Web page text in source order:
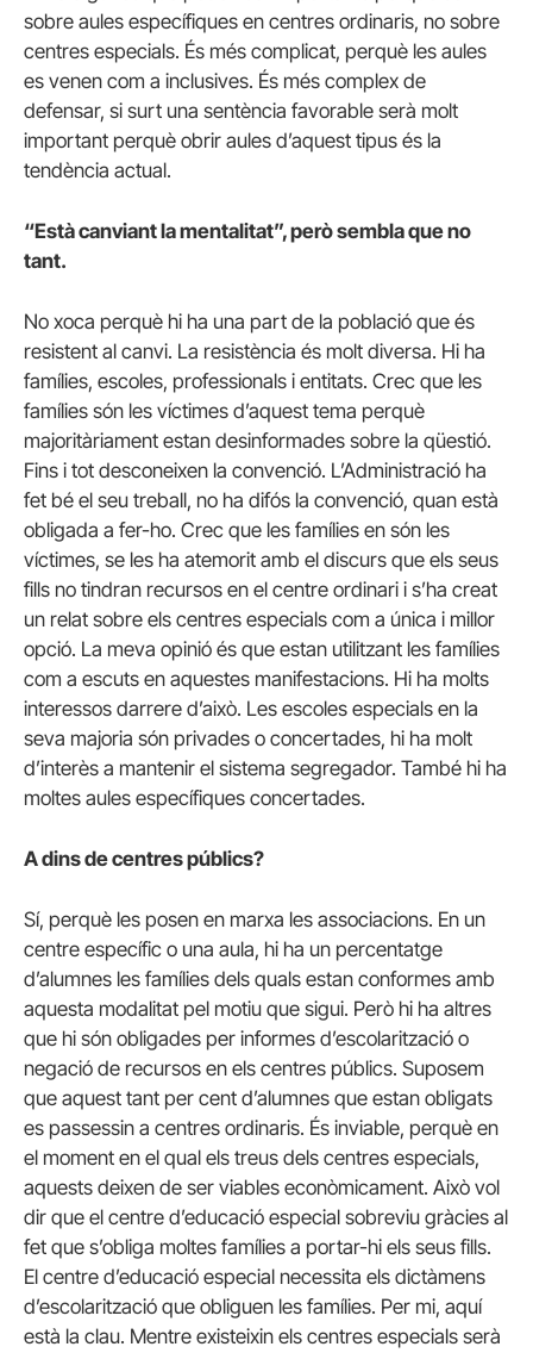
sobre aules específiques en centres ordinaris, no sobre
centres especials. És més complicat, perquè les aules
es venen com a inclusives. És més complex de
defensar, si surt una sentència favorable serà molt
important perquè obrir aules d’aquest tipus és la
tendència actual.
“Està canviant la mentalitat”, però sembla que no
tant.
No xoca perquè hi ha una part de la població que és
resistent al canvi. La resistència és molt diversa. Hi ha
famílies, escoles, professionals i entitats. Crec que les
famílies són les víctimes d’aquest tema perquè
majoritàriament estan desinformades sobre la qüestió.
Fins i tot desconeixen la convenció. L’Administració ha
fet bé el seu treball, no ha difós la convenció, quan està
obligada a fer-ho. Crec que les famílies en són les
víctimes, se les ha atemorit amb el discurs que els seus
fills no tindran recursos en el centre ordinari i s’ha creat
un relat sobre els centres especials com a única i millor
opció. La meva opinió és que estan utilitzant les famílies
com a escuts en aquestes manifestacions. Hi ha molts
interessos darrere d’això. Les escoles especials en la
seva majoria són privades o concertades, hi ha molt
d’interès a mantenir el sistema segregador. També hi ha
moltes aules específiques concertades.
A dins de centres públics?
Sí, perquè les posen en marxa les associacions. En un
centre específic o una aula, hi ha un percentatge
d’alumnes les famílies dels quals estan conformes amb
aquesta modalitat pel motiu que sigui. Però hi ha altres
que hi són obligades per informes d’escolarització o
negació de recursos en els centres públics. Suposem
que aquest tant per cent d’alumnes que estan obligats
es passessin a centres ordinaris. És inviable, perquè en
el moment en el qual els treus dels centres especials,
aquests deixen de ser viables econòmicament. Això vol
dir que el centre d’educació especial sobreviu gràcies al
fet que s’obliga moltes famílies a portar-hi els seus fills.
El centre d’educació especial necessita els dictàmens
d’escolarització que obliguen les famílies. Per mi, aquí
està la clau. Mentre existeixin els centres especials serà